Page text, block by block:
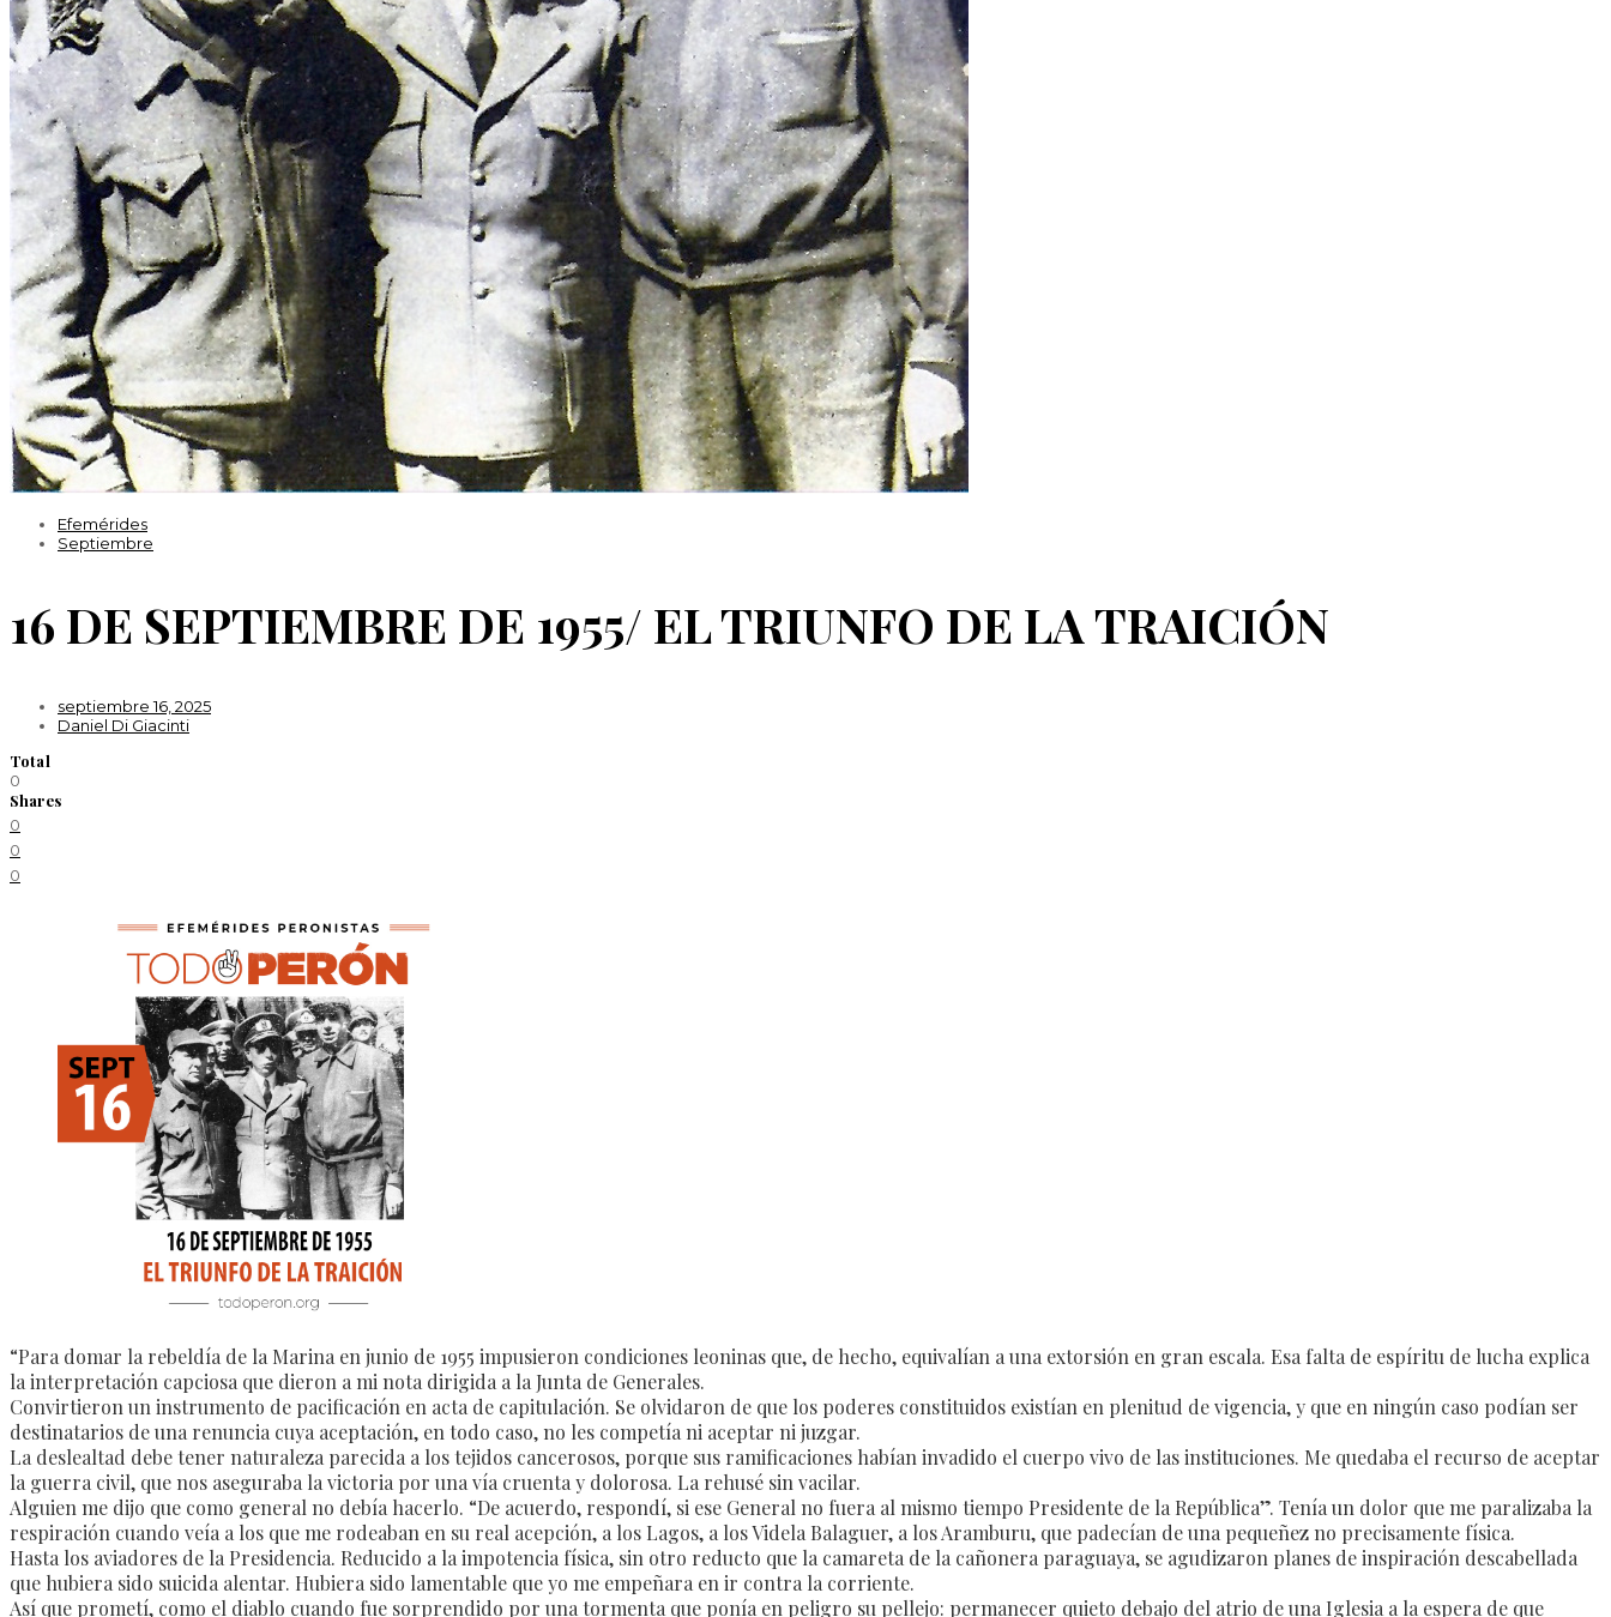
Efemérides
Septiembre
16 DE SEPTIEMBRE DE 1955/ EL TRIUNFO DE LA TRAICIÓN
septiembre 16, 2025
Daniel Di Giacinti
Total
0
Shares
0
0
0
“Para domar la rebeldía de la Marina en junio de 1955 impusieron condiciones leoninas que, de hecho, equivalían a una extorsión en gran escala. Esa falta de espíritu de lucha explica
la interpretación capciosa que dieron a mi nota dirigida a la Junta de Generales.
Convirtieron un instrumento de pacificación en acta de capitulación. Se olvidaron de que los poderes constituidos existían en plenitud de vigencia, y que en ningún caso podían ser
destinatarios de una renuncia cuya aceptación, en todo caso, no les competía ni aceptar ni juzgar.
La deslealtad debe tener naturaleza parecida a los tejidos cancerosos, porque sus ramificaciones habían invadido el cuerpo vivo de las instituciones. Me quedaba el recurso de aceptar
la guerra civil, que nos aseguraba la victoria por una vía cruenta y dolorosa. La rehusé sin vacilar.
Alguien me dijo que como general no debía hacerlo. “De acuerdo, respondí, si ese General no fuera al mismo tiempo Presidente de la República”. Tenía un dolor que me paralizaba la
respiración cuando veía a los que me rodeaban en su real acepción, a los Lagos, a los Videla Balaguer, a los Aramburu, que padecían de una pequeñez no precisamente física.
Hasta los aviadores de la Presidencia. Reducido a la impotencia física, sin otro reducto que la camareta de la cañonera paraguaya, se agudizaron planes de inspiración descabellada
que hubiera sido suicida alentar. Hubiera sido lamentable que yo me empeñara en ir contra la corriente.
Así que prometí, como el diablo cuando fue sorprendido por una tormenta que ponía en peligro su pellejo: permanecer quieto debajo del atrio de una Iglesia a la espera de que